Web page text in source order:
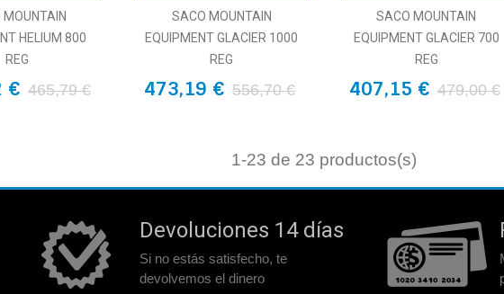
MOUNTAIN
HELIUM 800
REG
€ 465,79 €
SACO MOUNTAIN
EQUIPMENT GLACIER 1000
REG
473,19 € 556,70 €
SACO MOUNTAIN
EQUIPMENT GLACIER 700
REG
407,15 € 479,00 €
1-23 de 23 productos(s)
Devoluciones 14 días
Si no estás satisfecho, te
devolvemos el dinero